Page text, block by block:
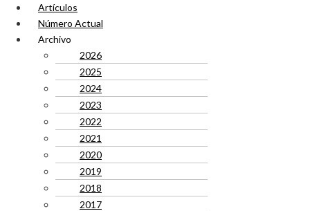
Artículos
Número Actual
Archivo
2026
2025
2024
2023
2022
2021
2020
2019
2018
2017